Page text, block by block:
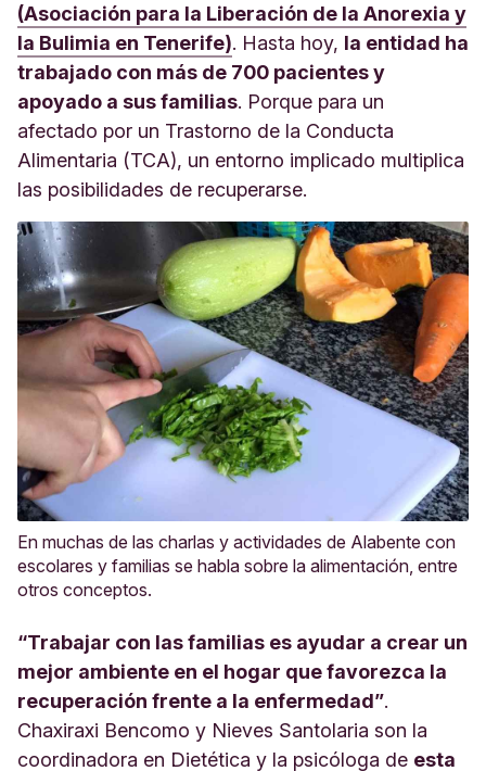
(Asociación para la Liberación de la Anorexia y
la Bulimia en Tenerife). Hasta hoy, la entidad ha
trabajado con más de 700 pacientes y
apoyado a sus familias. Porque para un
afectado por un Trastorno de la Conducta
Alimentaria (TCA), un entorno implicado multiplica
las posibilidades de recuperarse.
En muchas de las charlas y actividades de Alabente con
escolares y familias se habla sobre la alimentación, entre
otros conceptos.
“Trabajar con las familias es ayudar a crear un
mejor ambiente en el hogar que favorezca la
recuperación frente a la enfermedad”.
Chaxiraxi Bencomo y Nieves Santolaria son la
coordinadora en Dietética y la psicóloga de esta